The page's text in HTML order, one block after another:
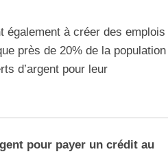
également à créer des emplois
près de 20% de la population
d’argent pour leur
pour payer un crédit au